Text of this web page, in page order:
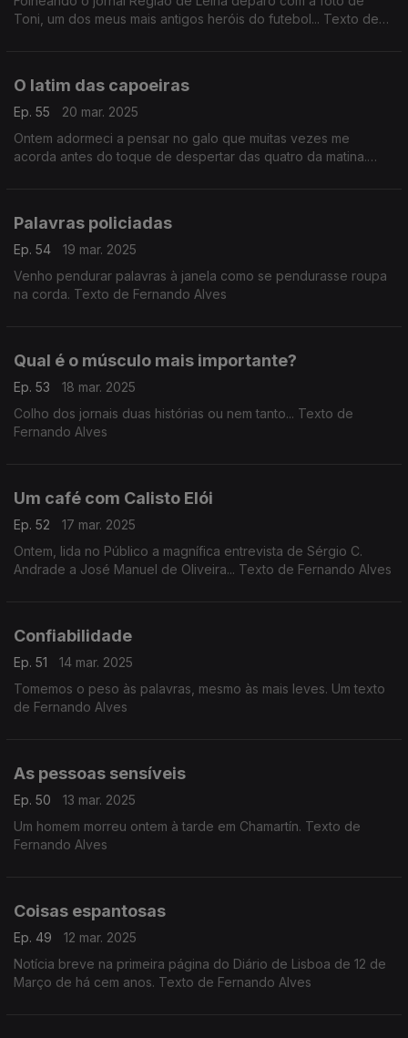
Toni, um dos meus mais antigos heróis do futebol... Texto de
O latim das capoeiras
Ep. 55
20 mar. 2025
Ontem adormeci a pensar no galo que muitas vezes me
acorda antes do toque de despertar das quatro da matina.
Palavras policiadas
Ep. 54
19 mar. 2025
Venho pendurar palavras à janela como se pendurasse roupa
na corda. Texto de Fernando Alves
Qual é o músculo mais importante?
Ep. 53
18 mar. 2025
Colho dos jornais duas histórias ou nem tanto... Texto de
Fernando Alves
Um café com Calisto Elói
Ep. 52
17 mar. 2025
Ontem, lida no Público a magnífica entrevista de Sérgio C.
Andrade a José Manuel de Oliveira... Texto de Fernando Alves
Confiabilidade
Ep. 51
14 mar. 2025
Tomemos o peso às palavras, mesmo às mais leves. Um texto
de Fernando Alves
As pessoas sensíveis
Ep. 50
13 mar. 2025
Um homem morreu ontem à tarde em Chamartín. Texto de
Fernando Alves
Coisas espantosas
Ep. 49
12 mar. 2025
Notícia breve na primeira página do Diário de Lisboa de 12 de
Março de há cem anos. Texto de Fernando Alves